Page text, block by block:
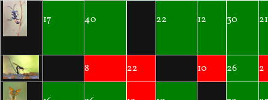
17 40 22 12 30 21
8 22 10 26 2